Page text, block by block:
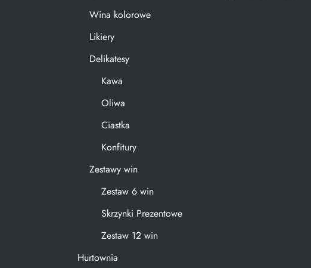
Wina kolorowe
Likiery
Delikatesy
Kawa
Oliwa
Ciastka
Konfitury
Zestawy win
Zestaw 6 win
Skrzynki Prezentowe
Zestaw 12 win
Hurtownia